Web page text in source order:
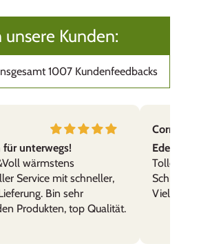
unsere Kunden:
1007 Kundenfeedbacks
für unterwegs!
wärmstens
Service mit schneller,
Bin sehr
Produkten, top Qualität.
Cornelia,
Tolle
Schnelle
Vielen